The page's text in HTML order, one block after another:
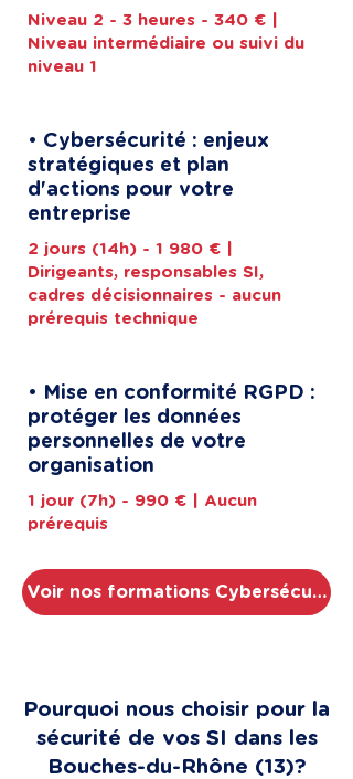
Niveau 2 - 3 heures - 340 € |
Niveau intermédiaire ou suivi du
niveau 1
• Cybersécurité : enjeux
stratégiques et plan
d'actions pour votre
entreprise
2 jours (14h) - 1 980 € |
Dirigeants, responsables SI,
cadres décisionnaires - aucun
prérequis technique
• Mise en conformité RGPD :
protéger les données
personnelles de votre
organisation
1 jour (7h) - 990 € | Aucun
prérequis
Voir nos formations Cybersécurité
Pourquoi nous choisir pour la
sécurité de vos SI dans les
Bouches-du-Rhône (13)?